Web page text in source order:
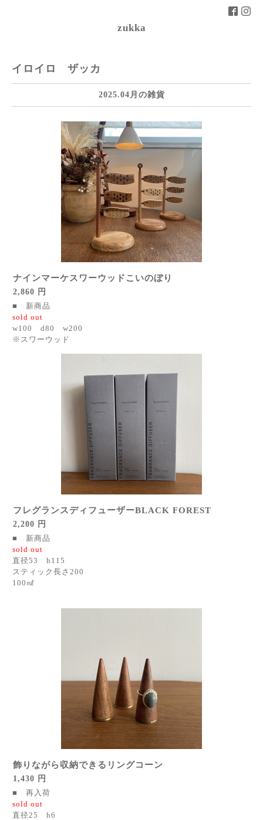
zukka
イロイロ ザッカ
2025.04月の雑貨
ナインマーケスワーウッドこいのぼり
2,860 円
■ 新商品
sold out
w100 d80 w200
※スワーウッド
フレグランスディフューザーBLACK FOREST
2,200 円
■ 新商品
sold out
直径53 h115
スティック長さ200
100㎖
飾りながら収納できるリングコーン
1,430 円
■ 再入荷
sold out
直径25 h6